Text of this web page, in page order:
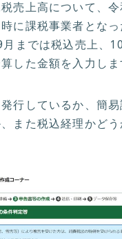
売上高について、
に課税事業者とな
までは税込売上、
した金額を入力しま
行しているか、簡
また税込経理かどう